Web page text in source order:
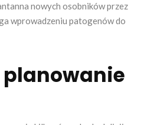
nowych osobników przez
wprowadzeniu patogenów do
planowanie